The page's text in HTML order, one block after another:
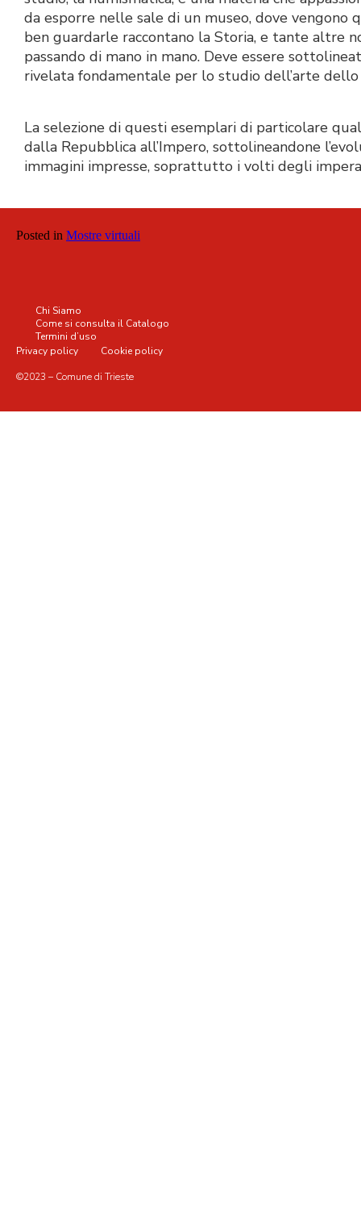
da esporre nelle sale di un museo, dove vengono
ben guardarle raccontano la Storia, e tante altre
passando di mano in mano. Deve essere
rivelata fondamentale per lo studio dell’arte dello
La selezione di questi esemplari di particolare
dalla Repubblica all’Impero, sottolineandone
immagini impresse, soprattutto i volti degli
Posted in Mostre virtuali
©2023 – Comune di Trieste
Chi Siamo
Come si consulta il Catalogo
Termini d’uso
Privacy policy
Cookie policy